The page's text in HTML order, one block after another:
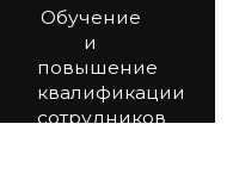
Обучение
и
повышение
квалификации
сотрудников